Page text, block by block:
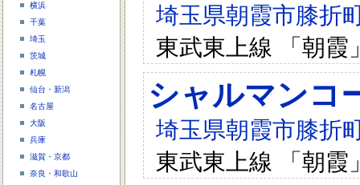
埼玉県朝霞市膝折
東武東上線 「朝霞
シャルマンコ
埼玉県朝霞市膝折
東武東上線 「朝霞
横浜
千葉
埼玉
茨城
札幌
仙台・新潟
名古屋
大阪
兵庫
滋賀・京都
奈良・和歌山